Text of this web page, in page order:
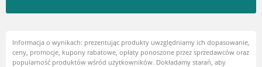
Informacja o wynikach: prezentując produkty uwzględniamy ich dopasowanie,
ceny, promocje, kupony rabatowe, opłaty ponoszone przez sprzedawców oraz
popularność produktów wśród użytkowników. Dokładamy starań, aby